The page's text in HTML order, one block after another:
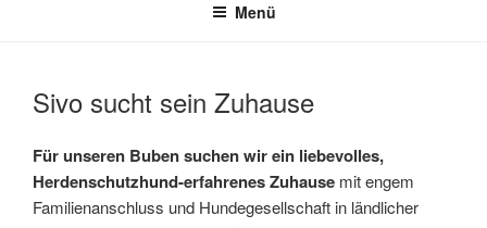
Menü
Sivo sucht sein Zuhause
Für unseren Buben suchen wir ein liebevolles,
Herdenschutzhund-erfahrenes Zuhause mit engem
Familienanschluss und Hundegesellschaft in ländlicher